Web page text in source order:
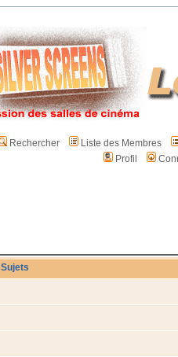
Rechercher Liste des Membres
Profil
Sujets